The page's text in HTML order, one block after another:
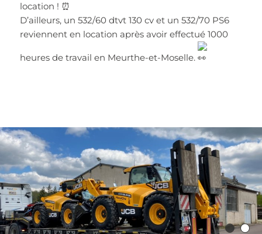
location !
D’ailleurs, un 532/60 dtvt 130 cv et un 532/70 PS6
reviennent en location après avoir effectué 1000
heures de travail en Meurthe-et-Moselle.